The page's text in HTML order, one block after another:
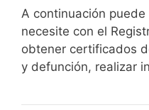
A continuación
necesite con el
obtener certificados
y defunción, realizar